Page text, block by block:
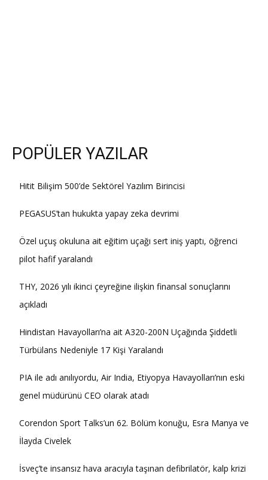
POPÜLER YAZILAR
Hitit Bilişim 500’de Sektörel Yazılım Birincisi
PEGASUS’tan hukukta yapay zeka devrimi
Özel uçuş okuluna ait eğitim uçağı sert iniş yaptı, öğrenci
pilot hafif yaralandı
THY, 2026 yılı ikinci çeyreğine ilişkin finansal sonuçlarını
açıkladı
Hindistan Havayolları’na ait A320-200N Uçağında Şiddetli
Türbülans Nedeniyle 17 Kişi Yaralandı
PIA ile adı anılıyordu, Air India, Etiyopya Havayolları’nın eski
genel müdürünü CEO olarak atadı
Corendon Sport Talks’un 62. Bölüm konuğu, Esra Manya ve
İlayda Civelek
İsveç’te insansız hava aracıyla taşınan defibrilatör, kalp krizi